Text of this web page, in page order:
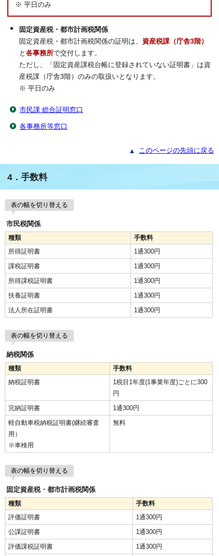
※ 平日のみ
固定資産税・都市計画税関係
固定資産税・都市計画税関係の証明は、 資産税課（庁舎3階）
と 各事務所で交付します。
ただし、「固定資産課税台帳に登録されていない証明書」は資
産税課（庁舎3階）のみの取扱いとなります。
※ 平日のみ
市民課 総合証明窓口
各事務所等窓口
このページの先頭に戻る
4．手数料
表の幅を切り替える
市民税関係
種類
手数料
所得証明書
1通300円
課税証明書
1通300円
所得課税証明書
1通300円
扶養証明書
1通300円
法人所在証明書
1通300円
表の幅を切り替える
納税関係
種類
手数料
納税証明書
1税目1年度(1事業年度)ごとに300
円
完納証明書
1通300円
軽自動車税納税証明書(継続審査
用）
※車検用
無料
表の幅を切り替える
固定資産税・都市計画税関係
種類
手数料
評価証明書
1通300円
公課証明書
1通300円
評価課税証明書
1通300円